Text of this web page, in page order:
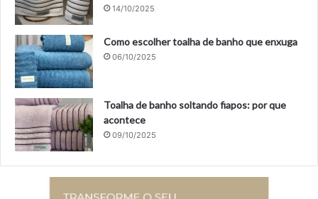
14/10/2025
Como escolher toalha de banho que enxuga
06/10/2025
Toalha de banho soltando fiapos: por que
acontece
09/10/2025